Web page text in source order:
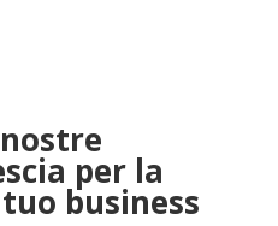
per la
business